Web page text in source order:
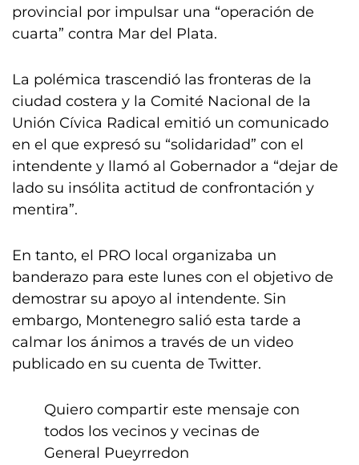
provincial por impulsar una “operación de
cuarta” contra Mar del Plata.
La polémica trascendió las fronteras de la
ciudad costera y la Comité Nacional de la
Unión Cívica Radical emitió un comunicado
en el que expresó su “solidaridad” con el
intendente y llamó al Gobernador a “dejar de
lado su insólita actitud de confrontación y
mentira”.
En tanto, el PRO local organizaba un
banderazo para este lunes con el objetivo de
demostrar su apoyo al intendente. Sin
embargo, Montenegro salió esta tarde a
calmar los ánimos a través de un video
publicado en su cuenta de Twitter.
Quiero compartir este mensaje con
todos los vecinos y vecinas de
General Pueyrredon